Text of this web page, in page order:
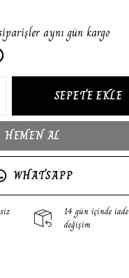
aynı gün kargo
SEPETE EKLE
HEMEN AL
WHATSAPP
14 gün içinde iade
değişim